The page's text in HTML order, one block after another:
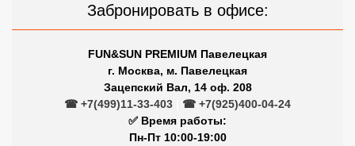
Забронировать в офисе:
FUN&SUN PREMIUM Павелецкая
г. Москва, м. Павелецкая
Зацепский Вал, 14 оф. 208
☎ +7(499)11-33-403
☎ +7(925)400-04-24
✅ Время работы:
Пн-Пт 10:00-19:00